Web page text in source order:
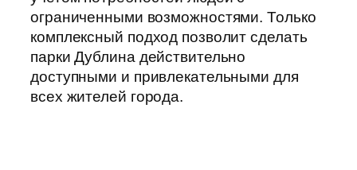
ограниченными возможностями. Только
комплексный подход позволит сделать
парки Дублина действительно
доступными и привлекательными для
всех жителей города.